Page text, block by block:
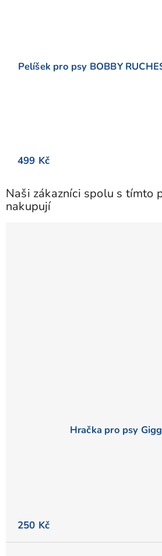
Pelíšek pro psy BOBBY
499 Kč
Naši zákazníci spolu s tímto
nakupují
Hračka pro psy
je
250 Kč